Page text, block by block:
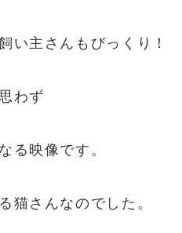
い主さんもびっくり！
わず
る映像です。
猫さんなのでした。